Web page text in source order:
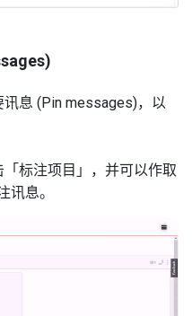
息 (Pin messages)，以
标注项目」，并可以作取
讯息。